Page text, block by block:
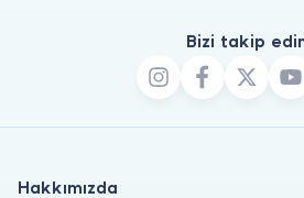
Bizi takip
Hakkımızda